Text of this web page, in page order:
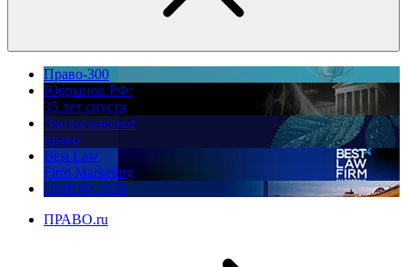
Право-300
Юррынок РФ:
35 лет спустя
Экологическое
право
Best Law
Firm Marketing
ПМЮФ 2026
ПРАВО.ru